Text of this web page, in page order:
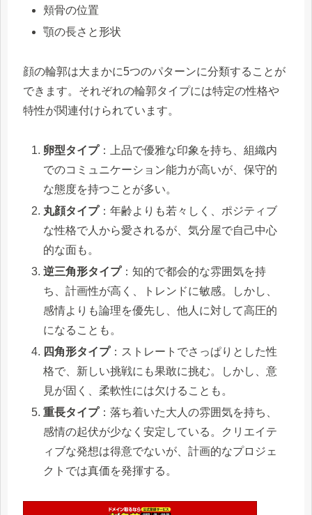
頬骨の位置
顎の長さと形状
顔の輪郭は大まかに5つのパターンに分類することが
できます。それぞれの輪郭タイプには特定の性格や
特性が関連付けられています。
卵型タイプ：上品で優雅な印象を持ち、組織内
でのコミュニケーション能力が高いが、保守的
な態度を持つことが多い。
丸顔タイプ：年齢よりも若々しく、ポジティブ
な性格で人から愛されるが、気分屋で自己中心
的な面も。
逆三角形タイプ：知的で都会的な雰囲気を持
ち、計画性が高く、トレンドに敏感。しかし、
感情よりも論理を優先し、他人に対して高圧的
になることも。
四角形タイプ：ストレートでさっぱりとした性
格で、新しい挑戦にも果敢に挑む。しかし、意
見が固く、柔軟性には欠けることも。
重長タイプ：落ち着いた大人の雰囲気を持ち、
感情の起伏が少なく安定している。クリエイテ
ィブな発想は得意でないが、計画的なプロジェ
クトでは真価を発揮する。